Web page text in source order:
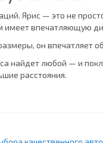
Ярис — это не
имеет впечатляющую
он впечатляет
найдет любой — и
расстояния.